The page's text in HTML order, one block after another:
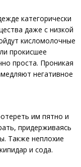
категорически
даже с низкой
кисломолочные
прокисшее
проста. Проникая
негативное
им пятно и
придерживаясь
Также неплохие
и сода.